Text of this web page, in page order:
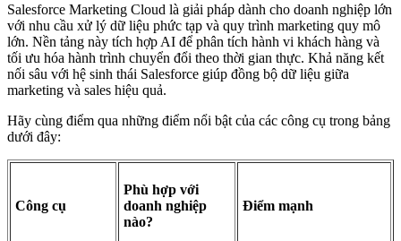
Salesforce Marketing Cloud là giải pháp dành cho doanh nghiệp lớn
với nhu cầu xử lý dữ liệu phức tạp và quy trình marketing quy mô
lớn. Nền tảng này tích hợp AI để phân tích hành vi khách hàng và
tối ưu hóa hành trình chuyển đổi theo thời gian thực. Khả năng kết
nối sâu với hệ sinh thái Salesforce giúp đồng bộ dữ liệu giữa
marketing và sales hiệu quả.
Hãy cùng điểm qua những điểm nổi bật của các công cụ trong bảng
dưới đây:
Công cụ
Phù hợp với
doanh nghiệp
nào?
Điểm mạnh